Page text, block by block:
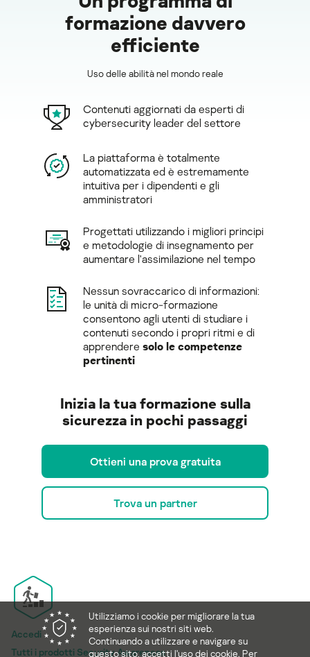
formazione davvero
efficiente
Uso delle abilità nel mondo reale
Contenuti aggiornati da esperti di
cybersecurity leader del settore
La piattaforma è totalmente
automatizzata ed è estremamente
intuitiva per i dipendenti e gli
amministratori
Progettati utilizzando i migliori principi
e metodologie di insegnamento per
aumentare l'assimilazione nel tempo
Nessun sovraccarico di informazioni:
le unità di micro-formazione
consentono agli utenti di studiare i
contenuti secondo i propri ritmi e di
apprendere solo le competenze
pertinenti
Inizia la tua formazione sulla
sicurezza in pochi passaggi
Ottieni una prova gratuita
Trova un partner
Accedi
Tutti i prodotti Security Awareness
Utilizziamo i cookie per migliorare la tua
esperienza sui nostri siti web.
Continuando a utilizzare e navigare su
questo sito, accetti l'uso dei cookie. Per